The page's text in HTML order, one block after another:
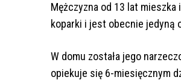
Mężczyzna od 13 lat
koparki i jest obecnie jedyną
W domu została jego
opiekuje się 6-miesięcznym